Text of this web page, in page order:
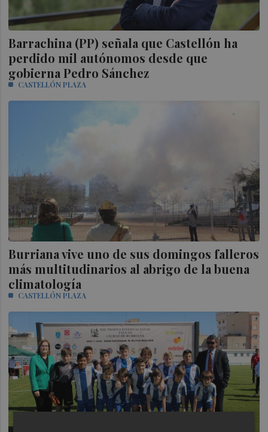
Barrachina (PP) señala que Castellón ha
perdido mil autónomos desde que
gobierna Pedro Sánchez
CASTELLÓN PLAZA
Burriana vive uno de sus domingos falleros
más multitudinarios al abrigo de la buena
climatología
CASTELLÓN PLAZA